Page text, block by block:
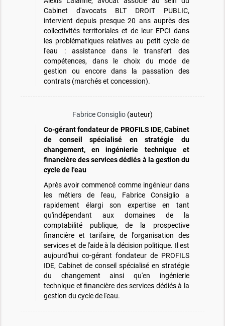
Cabinet d'avocats BLT DROIT PUBLIC,
intervient depuis presque 20 ans auprès des
collectivités territoriales et de leur EPCI dans
les problématiques relatives au petit cycle de
l'eau : assistance dans le transfert des
compétences, dans le choix du mode de
gestion ou encore dans la passation des
contrats (marchés et concession).
Fabrice Consiglio(auteur)
Co-gérant fondateur de PROFILS IDE, Cabinet
de conseil spécialisé en stratégie du
changement, en ingénierie technique et
financière des services dédiés à la gestion du
cycle de l'eau
Après avoir commencé comme ingénieur dans
les métiers de l'eau, Fabrice Consiglio a
rapidement élargi son expertise en tant
qu'indépendant aux domaines de la
comptabilité publique, de la prospective
financière et tarifaire, de l'organisation des
services et de l'aide à la décision politique. Il est
aujourd'hui co-gérant fondateur de PROFILS
IDE, Cabinet de conseil spécialisé en stratégie
du changement ainsi qu'en ingénierie
technique et financière des services dédiés à la
gestion du cycle de l'eau.